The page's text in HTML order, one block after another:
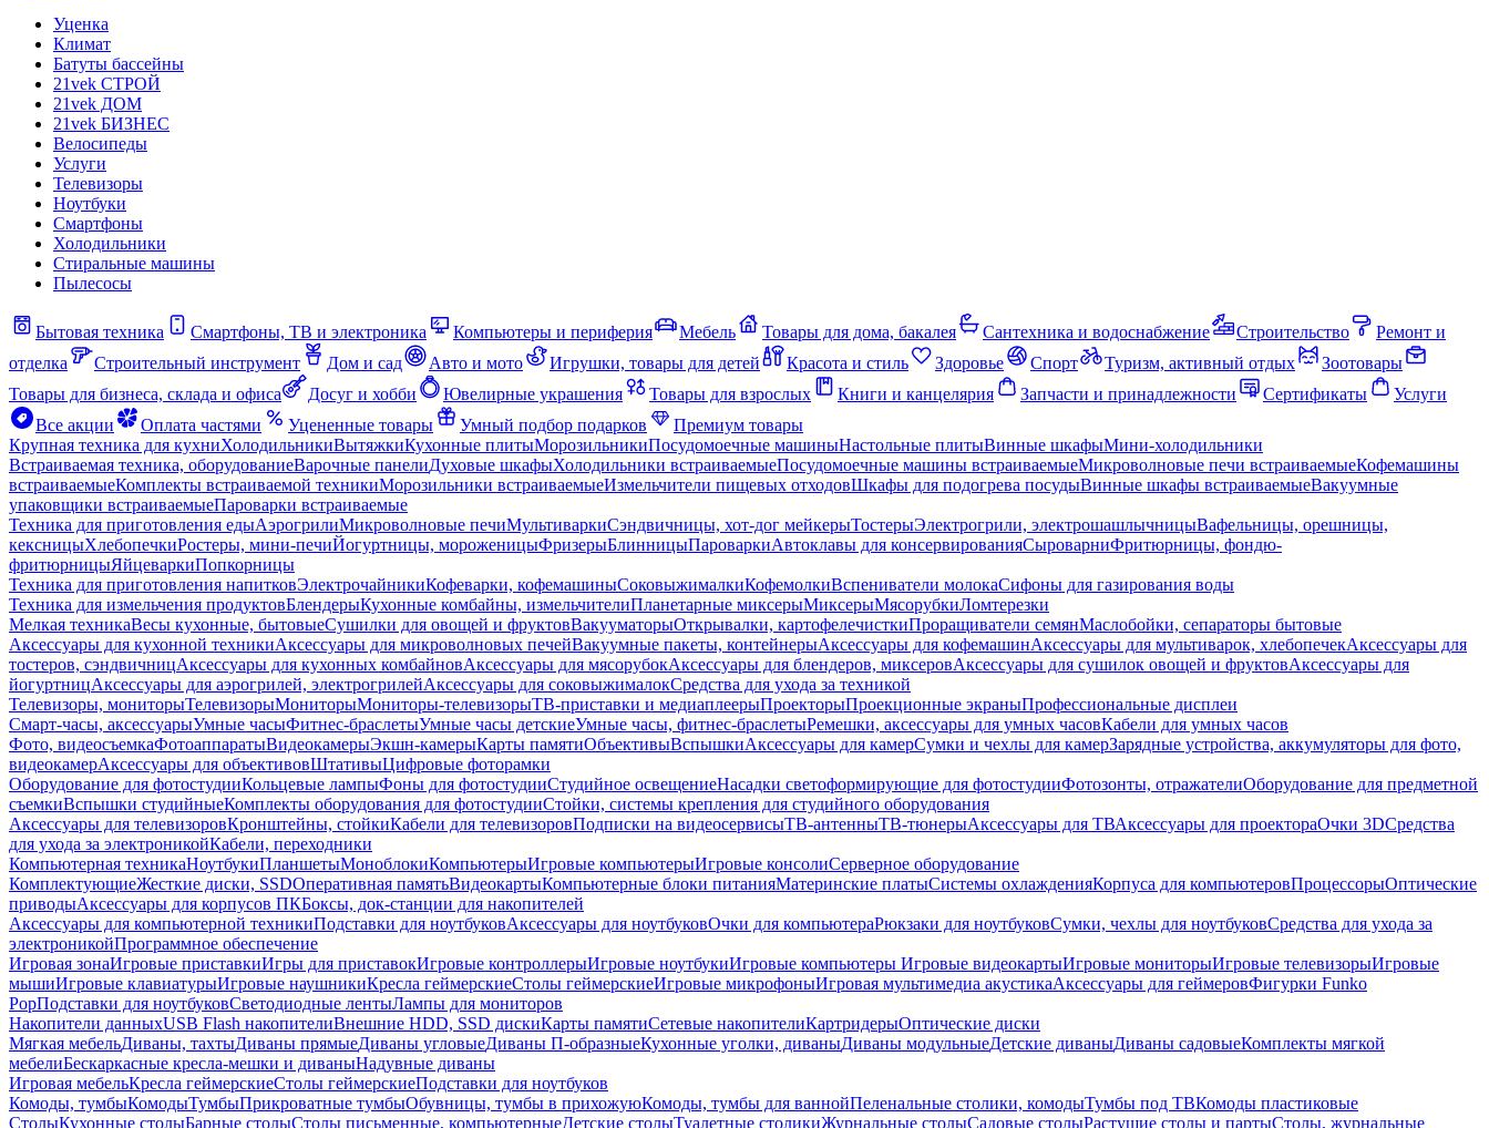
Уценка
Климат
Батуты бассейны
21vek СТРОЙ
21vek ДОМ
21vek БИЗНЕС
Велосипеды
Услуги
Телевизоры
Ноутбуки
Смартфоны
Холодильники
Стиральные машины
Пылесосы
Бытовая техника Смартфоны, ТВ и электроника Компьютеры и периферия Мебель Товары для дома, бакалея Сантехника и водоснабжение Строительство
Ремонт и
отделка
Строительный инструмент Дом и сад Авто и мото Игрушки, товары для детей Красота и стиль Здоровье Спорт Туризм, активный отдых
Зоотовары
Товары для бизнеса, склада и офиса
Досуг и хобби Ювелирные украшения Товары для взрослых Книги и канцелярия Запчасти и принадлежности Сертификаты
Услуги
Все акции
Оплата частями Уцененные товары Умный подбор подарков
Премиум товары
Крупная техника для кухниХолодильникиВытяжкиКухонные плитыМорозильникиПосудомоечные машиныНастольные плитыВинные шкафыМини-холодильники
Встраиваемая техника, оборудованиеВарочные панелиДуховые шкафыХолодильники встраиваемыеПосудомоечные машины встраиваемыеМикроволновые печи встраиваемыеКофемашины
встраиваемыеКомплекты встраиваемой техникиМорозильники встраиваемыеИзмельчители пищевых отходовШкафы для подогрева посудыВинные шкафы встраиваемыеВакуумные
упаковщики встраиваемыеПароварки встраиваемые
Техника для приготовления едыАэрогрилиМикроволновые печиМультиваркиСэндвичницы, хот-дог мейкерыТостерыЭлектрогрили, электрошашлычницыВафельницы, орешницы,
кексницыХлебопечкиРостеры, мини-печиЙогуртницы, мороженицыФризерыБлинницыПароваркиАвтоклавы для консервированияСыроварниФритюрницы, фондю-
фритюрницыЯйцеваркиПопкорницы
Техника для приготовления напитковЭлектрочайникиКофеварки, кофемашиныСоковыжималкиКофемолкиВспениватели молокаСифоны для газирования воды
Техника для измельчения продуктовБлендерыКухонные комбайны, измельчителиПланетарные миксерыМиксерыМясорубкиЛомтерезки
Мелкая техникаВесы кухонные, бытовыеСушилки для овощей и фруктовВакууматорыОткрывалки, картофелечисткиПроращиватели семянМаслобойки, сепараторы бытовые
Аксессуары для кухонной техникиАксессуары для микроволновых печейВакуумные пакеты, контейнерыАксессуары для кофемашинАксессуары для мультиварок, хлебопечекАксессуары для
тостеров, сэндвичницАксессуары для кухонных комбайновАксессуары для мясорубокАксессуары для блендеров, миксеровАксессуары для сушилок овощей и фруктовАксессуары для
йогуртницАксессуары для аэрогрилей, электрогрилейАксессуары для соковыжималокСредства для ухода за техникой
Телевизоры, мониторыТелевизорыМониторыМониторы-телевизорыТВ-приставки и медиаплеерыПроекторыПроекционные экраныПрофессиональные дисплеи
Смарт-часы, аксессуарыУмные часыФитнес-браслетыУмные часы детскиеУмные часы, фитнес-браслетыРемешки, аксессуары для умных часовКабели для умных часов
Фото, видеосъемкаФотоаппаратыВидеокамерыЭкшн-камерыКарты памятиОбъективыВспышкиАксессуары для камерСумки и чехлы для камерЗарядные устройства, аккумуляторы для фото,
видеокамерАксессуары для объективовШтативыЦифровые фоторамки
Оборудование для фотостудииКольцевые лампыФоны для фотостудииСтудийное освещениеНасадки светоформирующие для фотостудииФотозонты, отражателиОборудование для предметной
съемкиВспышки студийныеКомплекты оборудования для фотостудииСтойки, системы крепления для студийного оборудования
Аксессуары для телевизоровКронштейны, стойкиКабели для телевизоровПодписки на видеосервисыТВ-антенныТВ-тюнерыАксессуары для ТВАксессуары для проектораОчки 3DСредства
для ухода за электроникойКабели, переходники
Компьютерная техникаНоутбукиПланшетыМоноблокиКомпьютерыИгровые компьютерыИгровые консолиСерверное оборудование
КомплектующиеЖесткие диски, SSDОперативная памятьВидеокартыКомпьютерные блоки питанияМатеринские платыСистемы охлажденияКорпуса для компьютеровПроцессорыОптические
приводыАксессуары для корпусов ПКБоксы, док-станции для накопителей
Аксессуары для компьютерной техникиПодставки для ноутбуковАксессуары для ноутбуковОчки для компьютераРюкзаки для ноутбуковСумки, чехлы для ноутбуковСредства для ухода за
электроникойПрограммное обеспечение
Игровая зонаИгровые приставкиИгры для приставокИгровые контроллерыИгровые ноутбукиИгровые компьютеры Игровые видеокартыИгровые мониторыИгровые телевизорыИгровые
мышиИгровые клавиатурыИгровые наушникиКресла геймерскиеСтолы геймерскиеИгровые микрофоныИгровая мультимедиа акустикаАксессуары для геймеровФигурки Funko
PopПодставки для ноутбуковСветодиодные лентыЛампы для мониторов
Накопители данныхUSB Flash накопителиВнешние HDD, SSD дискиКарты памятиСетевые накопителиКартридерыОптические диски
Мягкая мебельДиваны, тахтыДиваны прямыеДиваны угловыеДиваны П-образныеКухонные уголки, диваныДиваны модульныеДетские диваныДиваны садовыеКомплекты мягкой
мебелиБескаркасные кресла-мешки и диваныНадувные диваны
Игровая мебельКресла геймерскиеСтолы геймерскиеПодставки для ноутбуков
Комоды, тумбыКомодыТумбыПрикроватные тумбыОбувницы, тумбы в прихожуюКомоды, тумбы для ваннойПеленальные столики, комодыТумбы под ТВКомоды пластиковые
СтолыКухонные столыБарные столыСтолы письменные, компьютерныеДетские столыТуалетные столикиЖурнальные столыСадовые столыРастущие столы и партыСтолы, журнальные